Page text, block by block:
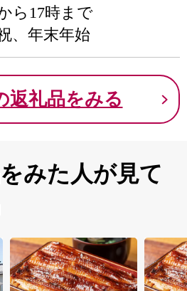
ら17時まで
、年末年始
返礼品をみる
みた人が見て